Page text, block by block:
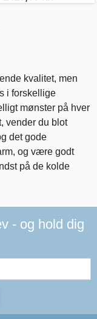
kvalitet, men
i forskellige
mønster på hver
vender du blot
det gode
og være godt
på de kolde
- og hold dig